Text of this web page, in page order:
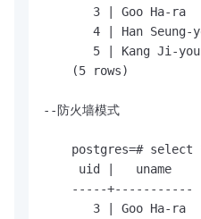
       3 | Goo Ha-ra
4 | Han Seung-
5 | Kang Ji-
    (5 rows)
--防火墙模式
postgres=# select
     uid |   uname
    -----+-----------
       3 | Goo Ha-ra